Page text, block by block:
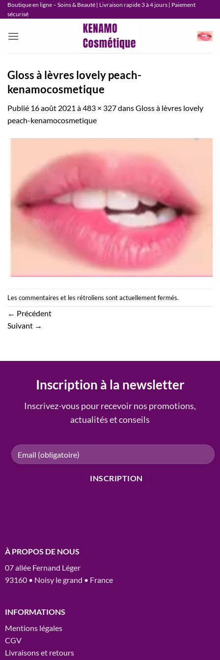
Passer
au
Boutique en ligne – Soins & Beauté | Livraison rapide 3 à 4 jours | Paiement
sécurisé
Gloss à lèvres lovely peach-
kenamocosmetique
Publié 16 août 2021 à483 × 327dansGloss à lèvres lovely
peach-kenamocosmetique
Les commentaires et les rétroliens sont actuellement fermés.
← Précédent
Suivant →
Inscription à la newsletter
Inscrivez-vous pour recevoir nos promotions,
actualités et conseils
À PROPOS DE NOUS
07 allée Fernand Léger
93160 • Noisy le grand • France
INFORMATIONS
Mentions légales
CGV
Livraisons et retours